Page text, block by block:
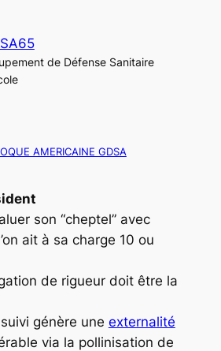
de Défense Sanitaire
AMERICAINE GDSA
son “cheptel” avec
ait à sa charge 10 ou
de rigueur doit être la
génère une externalité
via la pollinisation de